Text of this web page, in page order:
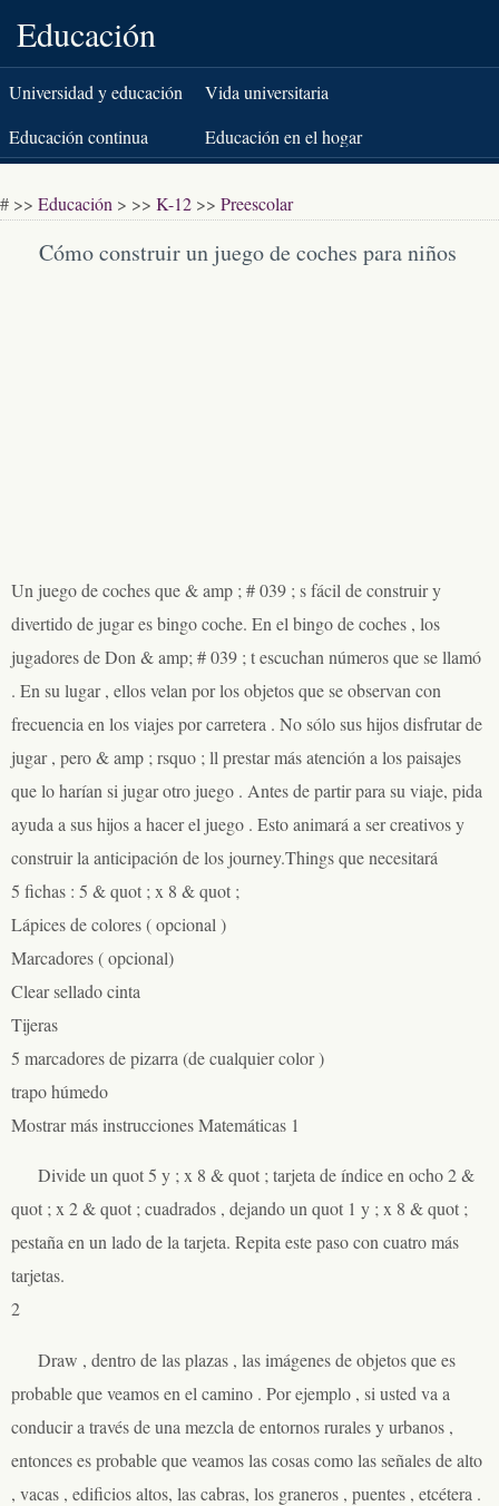
Educación
Universidad y educación
Vida universitaria
Educación continua
Educación en el hogar
Libros y literatura
# >> Educación > >> K-12 >> Preescolar
Cómo construir un juego de coches para niños
Un juego de coches que & amp ; # 039 ; s fácil de construir y
divertido de jugar es bingo coche. En el bingo de coches , los
jugadores de Don & amp; # 039 ; t escuchan números que se llamó
. En su lugar , ellos velan por los objetos que se observan con
frecuencia en los viajes por carretera . No sólo sus hijos disfrutar de
jugar , pero & amp ; rsquo ; ll prestar más atención a los paisajes
que lo harían si jugar otro juego . Antes de partir para su viaje, pida
ayuda a sus hijos a hacer el juego . Esto animará a ser creativos y
construir la anticipación de los journey.Things que necesitará
5 fichas : 5 & quot ; x 8 & quot ;
Lápices de colores ( opcional )
Marcadores ( opcional)
Clear sellado cinta
Tijeras
5 marcadores de pizarra (de cualquier color )
trapo húmedo
Mostrar más instrucciones Matemáticas 1
Divide un quot 5 y ; x 8 & quot ; tarjeta de índice en ocho 2 &
quot ; x 2 & quot ; cuadrados , dejando un quot 1 y ; x 8 & quot ;
pestaña en un lado de la tarjeta. Repita este paso con cuatro más
tarjetas.
2
Draw , dentro de las plazas , las imágenes de objetos que es
probable que veamos en el camino . Por ejemplo , si usted va a
conducir a través de una mezcla de entornos rurales y urbanos ,
entonces es probable que veamos las cosas como las señales de alto
, vacas , edificios altos, las cabras, los graneros , puentes , etcétera .